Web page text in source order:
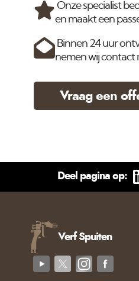
Onze specialist
en maakt een
Binnen 24 uur
nemen wij contact
Vraag een
Deel pagina op:
Verf Spuiten